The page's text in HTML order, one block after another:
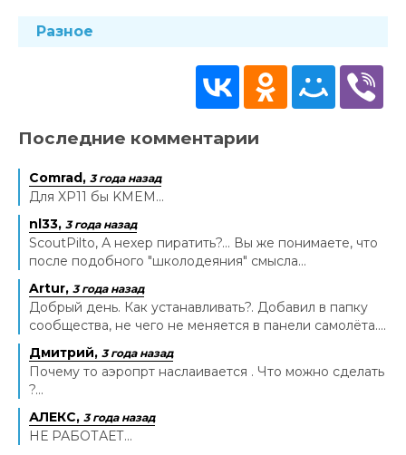
Разное
Последние комментарии
Comrad, 3 года назад
Для XP11 бы KMEM...
nl33, 3 года назад
ScoutPilto, А нехер пиратить?... Вы же понимаете, что
после подобного "школодеяния" смысла...
Artur, 3 года назад
Добрый день. Как устанавливать?. Добавил в папку
сообщества, не чего не меняется в панели самолёта....
Дмитрий, 3 года назад
Почему то аэропрт наслаивается . Что можно сделать
?...
АЛЕКС, 3 года назад
НЕ РАБОТАЕТ...